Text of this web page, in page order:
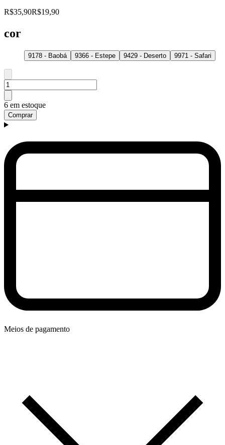
R$35,90R$19,90
cor
9178 - Baobá 9366 - Estepe 9429 - Deserto 9971 - Safari
6 em estoque
Comprar
Meios de pagamento